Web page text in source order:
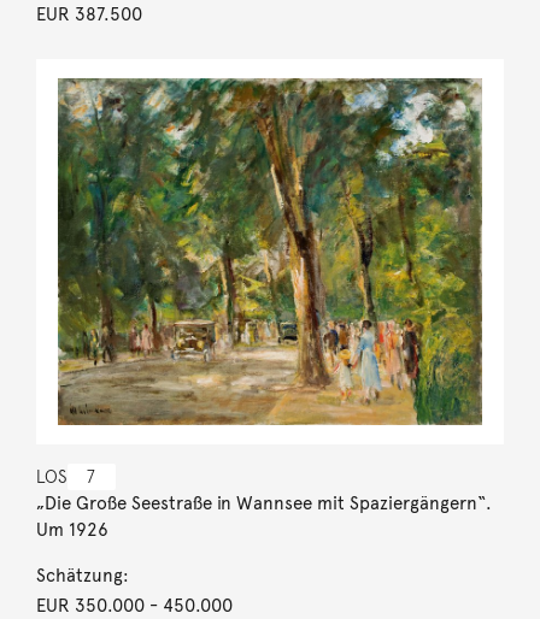
EUR 387.500
LOS 7
„Die Große Seestraße in Wannsee mit Spaziergängern“.
Um 1926
Schätzung:
EUR 350.000- 450.000